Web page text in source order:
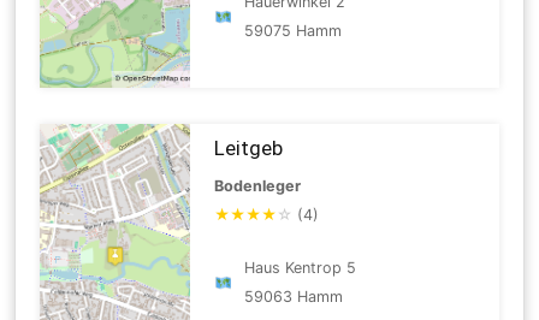
59075 Hamm
Leitgeb
Bodenleger
★★★★ ☆ (4)
Haus Kentrop 5
59063 Hamm